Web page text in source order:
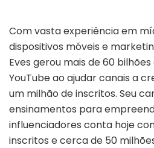
Com vasta experiência em
dispositivos móveis e
Eves gerou mais de 60
YouTube ao ajudar canais a
um milhão de inscritos. Seu
ensinamentos para
influenciadores conta hoje
inscritos e cerca de 50